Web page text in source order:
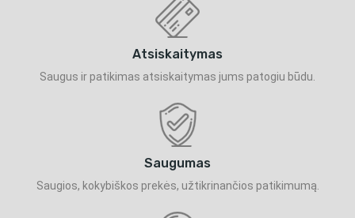
Atsiskaitymas
Saugus ir patikimas atsiskaitymas jums patogiu būdu.
Saugumas
Saugios, kokybiškos prekės, užtikrinančios patikimumą.